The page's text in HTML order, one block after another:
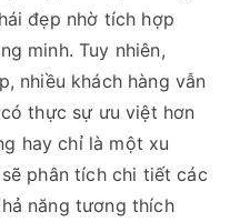
đẹp nhờ tích hợp
minh. Tuy nhiên,
nhiều khách hàng vẫn
thực sự ưu việt hơn
hay chỉ là một xu
phân tích chi tiết các
năng tương thích